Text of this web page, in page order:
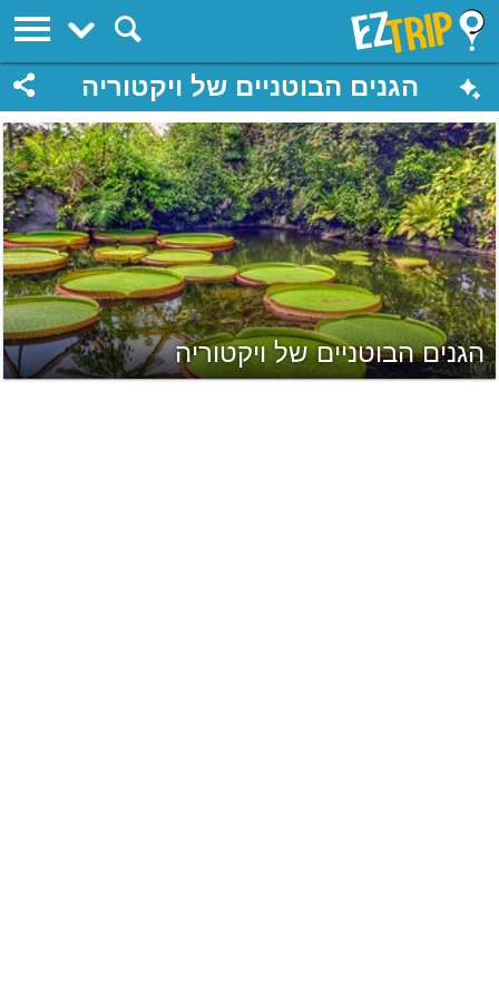
EZTrip
הגנים הבוטניים של ויקטוריה
הגנים הבוטניים של ויקטוריה